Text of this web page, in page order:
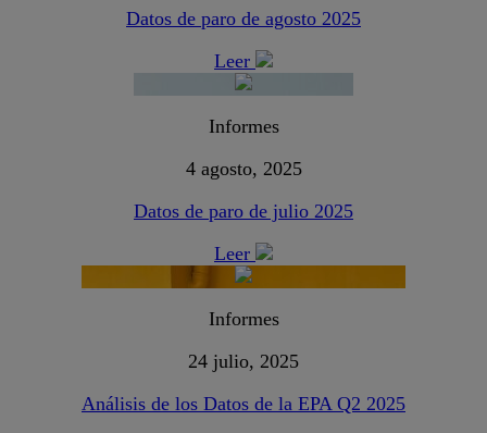
Datos de paro de agosto 2025
Leer
Informes
4 agosto, 2025
Datos de paro de julio 2025
Leer
Informes
24 julio, 2025
Análisis de los Datos de la EPA Q2 2025